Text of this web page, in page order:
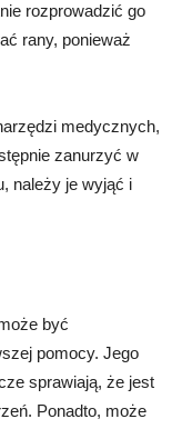
rozprowadzić go
rany, ponieważ
medycznych,
zanurzyć w
należy je wyjąć i
być
pomocy. Jego
sprawiają, że jest
Ponadto, może